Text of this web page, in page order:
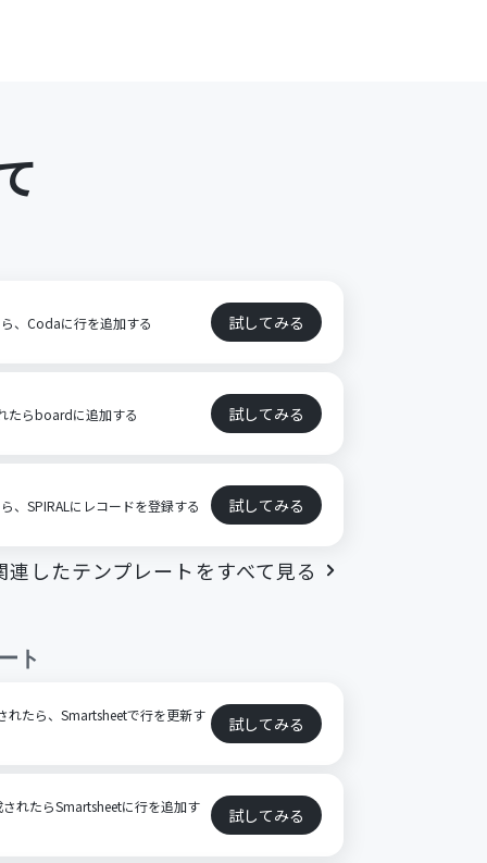
、Codaに行を追加する 試してみる
たらboardに追加する 試してみる
、SPIRALにレコードを登録する 試してみる
連したテンプレートをすべて見る
ト
れたら、Smartsheetで行を更新す 試してみる
れたらSmartsheetに行を追加す 試してみる